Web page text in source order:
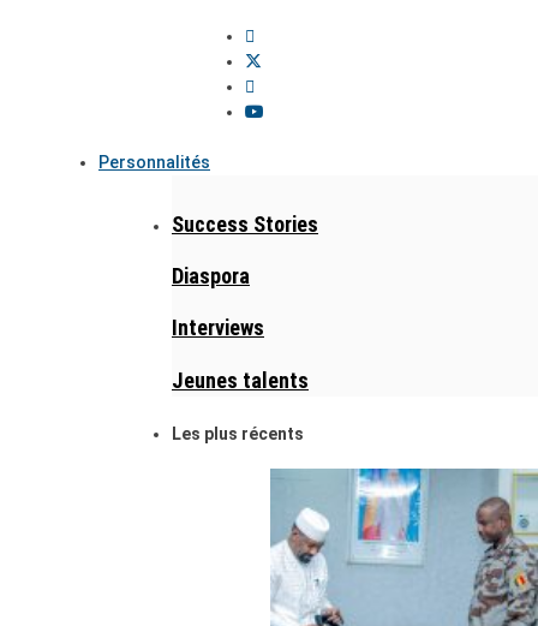
Personnalités
Success Stories
Diaspora
Interviews
Jeunes talents
Les plus récents